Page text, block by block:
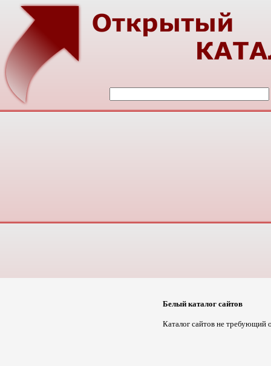
Белый каталог сайтов
Каталог сайтов не требующий